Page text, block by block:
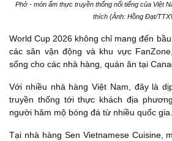
Phở - món ẩm thực truyền thống nổi tiếng của Việt
thích (Ảnh: Hồng Đạt/
World Cup 2026 không chỉ mang đến
các sân vận động và khu vực
sống cho các nhà hàng, quán ăn tại
Với nhiều nhà hàng Việt Nam, đây là
truyền thống tới thực khách địa
người hâm mộ bóng đá từ nhiều quốc gia.
Tại nhà hàng Sen Vietnamese Cuisine,